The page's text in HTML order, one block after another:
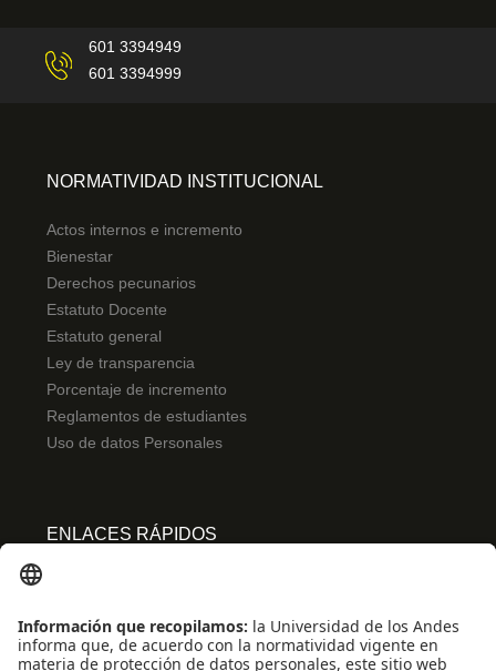
601 3394949
601 3394999
NORMATIVIDAD INSTITUCIONAL
Actos internos e incremento
Bienestar
Derechos pecunarios
Estatuto Docente
Estatuto general
Ley de transparencia
Porcentaje de incremento
Reglamentos de estudiantes
Uso de datos Personales
ENLACES RÁPIDOS
Convivencia y transparencia
Emergencias: Extensión 0000